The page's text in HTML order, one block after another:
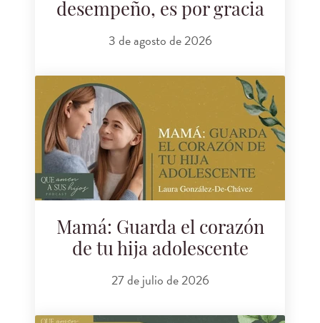
desempeño, es por gracia
3 de agosto de 2026
Mamá: Guarda el corazón
de tu hija adolescente
27 de julio de 2026